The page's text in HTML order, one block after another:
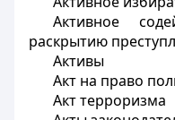
Активное
раскрытию
Активы
Акт на право
Акт терроризма